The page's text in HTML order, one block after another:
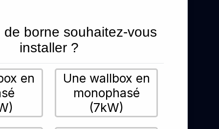
de borne souhaitez-vous
installer ?
en
Une wallbox en
monophasé
(7kW)